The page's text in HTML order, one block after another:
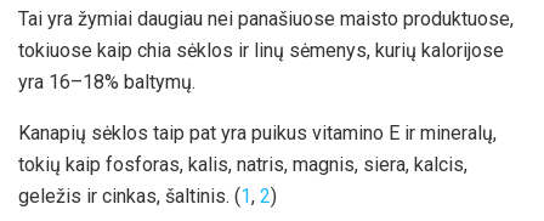
Tai yra žymiai daugiau nei panašiuose maisto produktuose,
tokiuose kaip chia sėklos ir linų sėmenys, kurių kalorijose
yra 16–18% baltymų.
Kanapių sėklos taip pat yra puikus vitamino E ir mineralų,
tokių kaip fosforas, kalis, natris, magnis, siera, kalcis,
geležis ir cinkas, šaltinis. (1, 2)